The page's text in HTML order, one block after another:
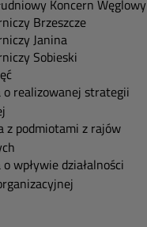
Koncern Węglowy
Brzeszcze
Janina
Sobieski
o realizowanej strategii
z podmiotami z rajów
wpływie działalności